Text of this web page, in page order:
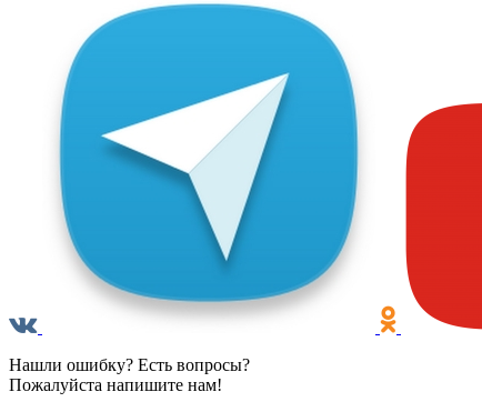
Нашли ошибку? Есть вопросы?
Пожалуйста напишите нам!